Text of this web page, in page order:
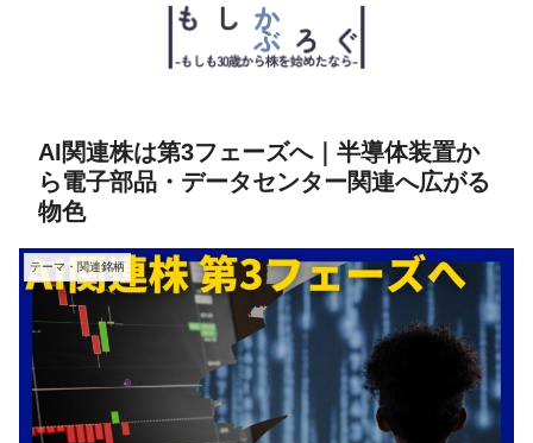
AI関連株は第3フェーズへ｜半導体装置か
ら電子部品・データセンター関連へ広がる
物色
テーマ・関連銘柄